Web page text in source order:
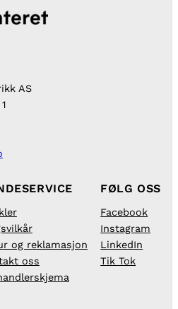
AS
og reklamasjon
oss
FØLG OSS
Facebook
Instagram
LinkedIn
Tik Tok